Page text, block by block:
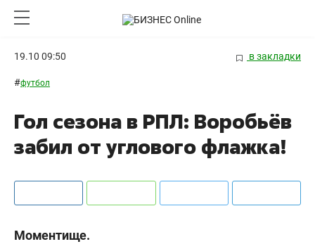
19.10 09:50 в закладки
#футбол
Гол сезона в РПЛ: Воробьёв
забил от углового флажка!
Моментище.